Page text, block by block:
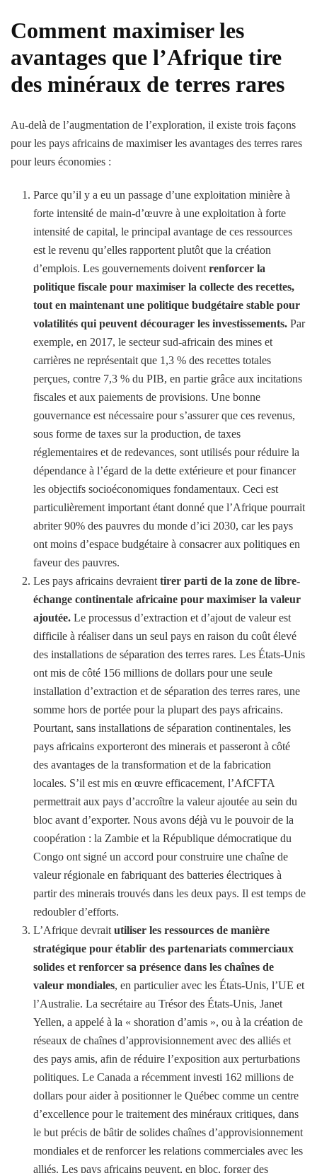
Comment maximiser les
avantages que l’Afrique tire
des minéraux de terres rares
Au-delà de l’augmentation de l’exploration, il existe trois façons
pour les pays africains de maximiser les avantages des terres rares
pour leurs économies :
Parce qu’il y a eu un passage d’une exploitation minière à
forte intensité de main-d’œuvre à une exploitation à forte
intensité de capital, le principal avantage de ces ressources
est le revenu qu’elles rapportent plutôt que la création
d’emplois. Les gouvernements doiventrenforcer la
politique fiscale pour maximiser la collecte des recettes,
tout en maintenant une politique budgétaire stable pour
volatilités qui peuvent décourager les investissements. Par
exemple, en 2017, le secteur sud-africain des mines et
carrières ne représentait que 1,3 % des recettes totales
perçues, contre 7,3 % du PIB, en partie grâce aux incitations
fiscales et aux paiements de provisions. Une bonne
gouvernance est nécessaire pour s’assurer que ces revenus,
sous forme de taxes sur la production, de taxes
réglementaires et de redevances, sont utilisés pour réduire la
dépendance à l’égard de la dette extérieure et pour financer
les objectifs socioéconomiques fondamentaux. Ceci est
particulièrement important étant donné que l’Afrique pourrait
abriter 90% des pauvres du monde d’ici 2030, car les pays
ont moins d’espace budgétaire à consacrer aux politiques en
faveur des pauvres.
Les pays africains devraienttirer parti de la zone de libre-
échange continentale africaine pour maximiser la valeur
ajoutée. Le processus d’extraction et d’ajout de valeur est
difficile à réaliser dans un seul pays en raison du coût élevé
des installations de séparation des terres rares. Les États-Unis
ont mis de côté 156 millions de dollars pour une seule
installation d’extraction et de séparation des terres rares, une
somme hors de portée pour la plupart des pays africains.
Pourtant, sans installations de séparation continentales, les
pays africains exporteront des minerais et passeront à côté
des avantages de la transformation et de la fabrication
locales. S’il est mis en œuvre efficacement, l’AfCFTA
permettrait aux pays d’accroître la valeur ajoutée au sein du
bloc avant d’exporter. Nous avons déjà vu le pouvoir de la
coopération : la Zambie et la République démocratique du
Congo ont signé un accord pour construire une chaîne de
valeur régionale en fabriquant des batteries électriques à
partir des minerais trouvés dans les deux pays. Il est temps de
redoubler d’efforts.
L’Afrique devraitutiliser les ressources de manière
stratégique pour établir des partenariats commerciaux
solides et renforcer sa présence dans les chaînes de
valeur mondiales, en particulier avec les États-Unis, l’UE et
l’Australie. La secrétaire au Trésor des États-Unis, Janet
Yellen, a appelé à la « shoration d’amis », ou à la création de
réseaux de chaînes d’approvisionnement avec des alliés et
des pays amis, afin de réduire l’exposition aux perturbations
politiques. Le Canada a récemment investi 162 millions de
dollars pour aider à positionner le Québec comme un centre
d’excellence pour le traitement des minéraux critiques, dans
le but précis de bâtir de solides chaînes d’approvisionnement
mondiales et de renforcer les relations commerciales avec les
alliés. Les pays africains peuvent, en bloc, forger des